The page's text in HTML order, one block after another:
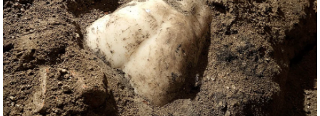
B
r
e
a
k
i